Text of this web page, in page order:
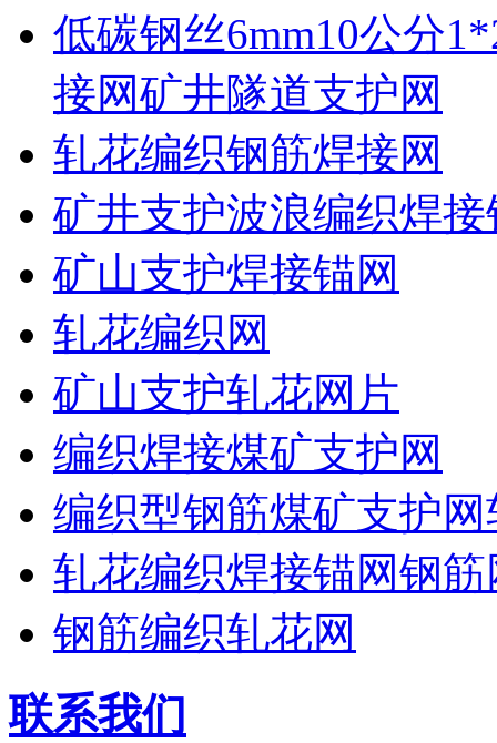
低碳钢丝6mm10公分
接网矿井隧道支护网
轧花编织钢筋焊接网
矿井支护波浪编织焊
矿山支护焊接锚网
轧花编织网
矿山支护轧花网片
编织焊接煤矿支护网
编织型钢筋煤矿支护
轧花编织焊接锚网钢
钢筋编织轧花网
联系我们